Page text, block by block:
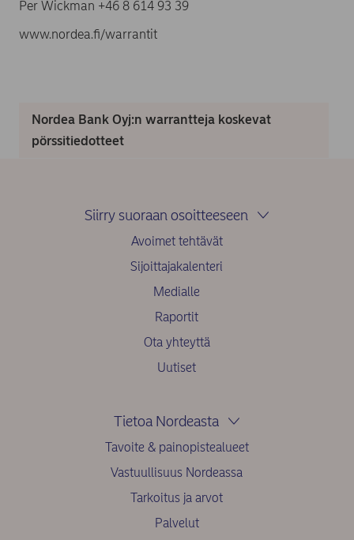
Per Wickman +46 8 614 93 39
www.nordea.fi/warrantit
Nordea Bank Oyj:n warrantteja koskevat
pörssitiedotteet
Siirry suoraan osoitteeseen
Avoimet tehtävät
Sijoittajakalenteri
Medialle
Raportit
Ota yhteyttä
Uutiset
Tietoa Nordeasta
Tavoite & painopistealueet
Vastuullisuus Nordeassa
Tarkoitus ja arvot
Palvelut